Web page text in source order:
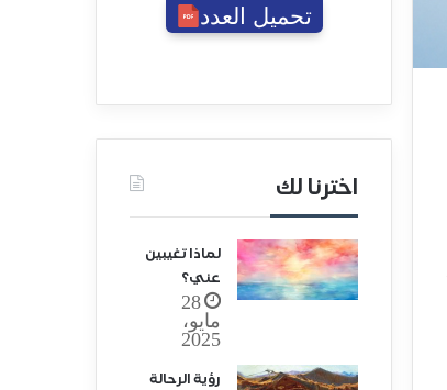
تحميل العدد
اخترنا لك
لماذا تغيبين
عني؟
28
مايو،
2025
رؤية الرحالة